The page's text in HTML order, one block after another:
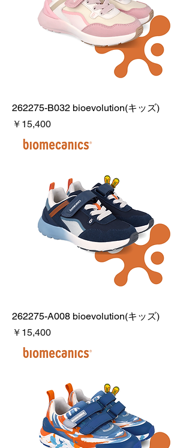
262275-B032 bioevolution(キッズ)
価格
￥15,400
262275-A008 bioevolution(キッズ)
価格
￥15,400